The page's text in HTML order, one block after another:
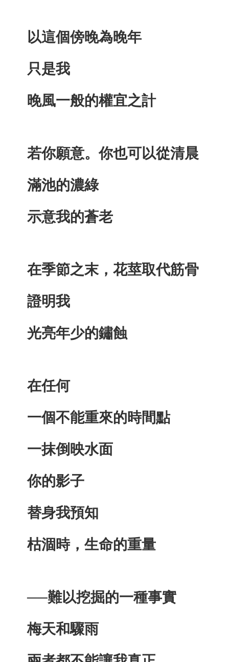
以這個傍晚為晚年
只是我
晚風一般的權宜之計
若你願意。你也可以從清晨
滿池的濃綠
示意我的蒼老
在季節之末，花莖取代筋骨
證明我
光亮年少的鏽蝕
在任何
一個不能重來的時間點
一抹倒映水面
你的影子
替身我預知
枯涸時，生命的重量
──難以挖掘的一種事實
梅天和驟雨